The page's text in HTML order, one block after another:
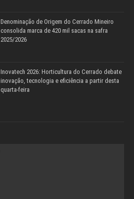
Denominação de Origem do Cerrado Mineiro
consolida marca de 420 mil sacas na safra
2025/2026
Inovatech 2026: Horticultura do Cerrado debate
inovação, tecnologia e eficiência a partir desta
quarta-feira